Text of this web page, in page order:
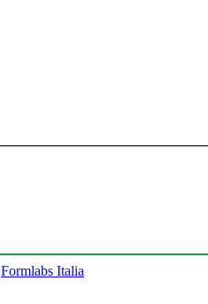
Formlabs Italia